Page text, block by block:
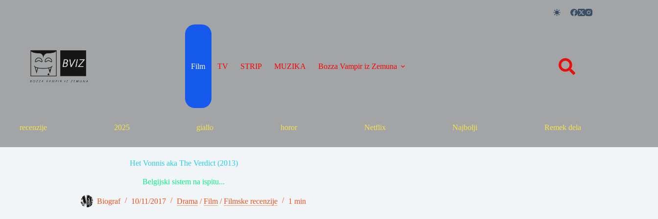
Film TV STRIP MUZIKA Bozza Vampir iz Zemuna
recenzije 2025 giallo horor Netflix Najbolji Remek dela
Het Vonnis aka The Verdict (2013)
Belgijski sistem na ispitu...
Biograf 10/11/2017 Drama /Film /Filmske recenzije 1 min